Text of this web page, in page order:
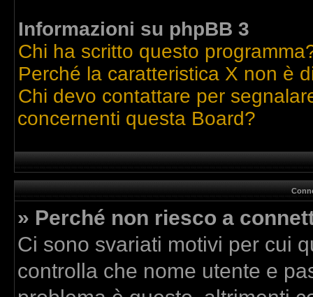
Informazioni su phpBB 3
Chi ha scritto questo
Perché la caratteristica X non è
Chi devo contattare per
concernenti questa Board?
» Perché non riesco a
Ci sono svariati motivi per cui
controlla che nome utente e